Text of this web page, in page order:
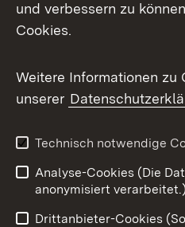
und verbessern zu
Cookies.
Weitere Informationen zu
unserer
Technisch notwendige
Analyse-Cookies (Die
anonymisiert verarbeitet.)
Drittanbieter-Cookies